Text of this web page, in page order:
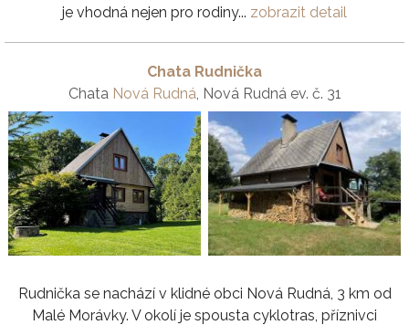
je vhodná nejen pro rodiny... zobrazit detail
Chata Rudnička
Chata Nová Rudná, Nová Rudná ev. č. 31
Rudnička se nachází v klidné obci Nová Rudná, 3 km od
Malé Morávky. V okolí je spousta cyklotras, příznivci